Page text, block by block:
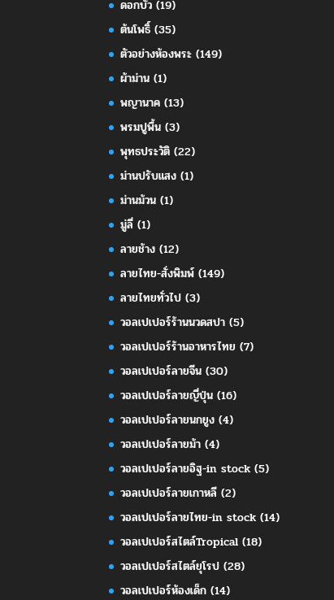
ดอกบัว (19)
ต้นโพธิ์ (35)
ตัวอย่างห้องพระ (149)
ผ้าม่าน (1)
พญานาค (13)
พรมปูพื้น (3)
พุทธประวัติ (22)
ม่านปรับแสง (1)
ม่านม้วน (1)
มู่ลี่ (1)
ลายช้าง (12)
ลายไทย-สั่งพิมพ์ (149)
ลายไทยทั่วไป (3)
วอลเปเปอร์ร้านนวดสปา (5)
วอลเปเปอร์ร้านอาหารไทย (7)
วอลเปเปอร์ลายจีน (30)
วอลเปเปอร์ลายญี่ปุ่น (16)
วอลเปเปอร์ลายนกยูง (4)
วอลเปเปอร์ลายม้า (4)
วอลเปเปอร์ลายอิฐ-in stock (5)
วอลเปเปอร์ลายเกาหลี (2)
วอลเปเปอร์ลายไทย-in stock (14)
วอลเปเปอร์สไตล์Tropical (18)
วอลเปเปอร์สไตล์ยุโรป (28)
วอลเปเปอร์ห้องเด็ก (14)